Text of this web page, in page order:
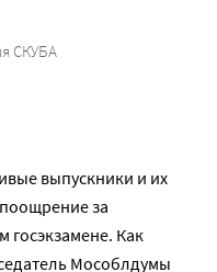
СКУБА
выпускники и их
за
госэкзамене. Как
Мособлдумы